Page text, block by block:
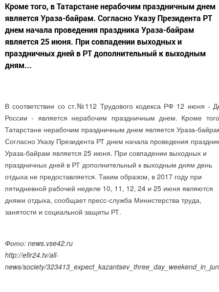
Кроме того, в Татарстане нерабочим праздничным днем
является Ураза-байрам. Согласно Указу Президента РТ
днем начала проведения праздника Ураза-байрам
является 25 июня. При совпадении выходных и
праздничных дней в РТ дополнительный к выходным
дням...
В соответствии со ст.№112 Трудового кодекса РФ 12 июня -
России - является нерабочим праздничным днем. Кроме
Татарстане нерабочим праздничным днем является Ураза-
Согласно Указу Президента РТ днем начала проведения
Ураза-байрам является 25 июня. При совпадении выходных и
праздничных дней в РТ дополнительный к выходным дням день
отдыха не предоставляется. Таким образом, в 2017 году при
пятидневной рабочей неделе 10, 11, 12, 24 и 25 июня являются
днями отдыха, сообщает пресс-служба Министерства труда,
занятости и социальной защиты РТ.
Фото: news.vse42.ru
http://efir24.tv/all-
news/society/